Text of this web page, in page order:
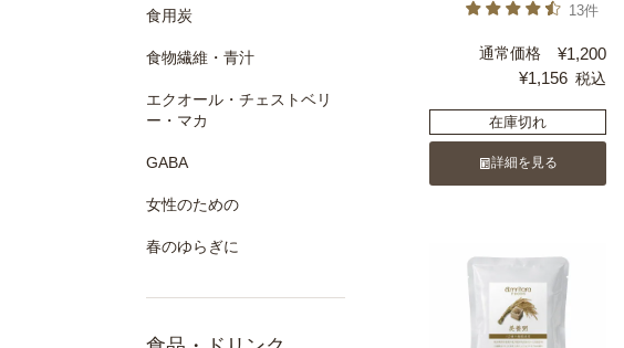
食用炭
食物繊維・青汁
エクオール・チェストベリ
ー・マカ
GABA
女性のための
春のゆらぎに
13件
通常価格 ¥1,200
¥1,156 税込
在庫切れ
詳細を見る